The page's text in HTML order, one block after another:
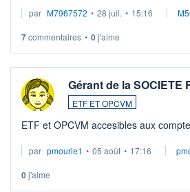
par M7967572 • 28 juil. • 15:16
7commentaires • 0j'aime
Gérant de la
ETF ET OPCVM
ETF et OPCVM accesibles aux
par pmourie1 • 05 août • 17:16
0j'aime